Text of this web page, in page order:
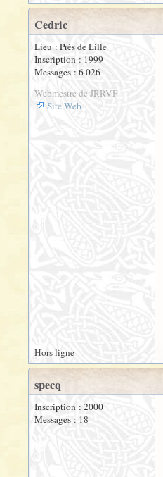
Cedric
Lieu : Près de Lille
Inscription : 1999
Messages : 6 026
Webmestre de JRRVF
Site Web
Hors ligne
specq
Inscription : 2000
Messages : 18